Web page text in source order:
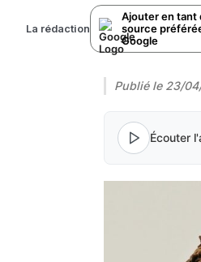
La rédaction
Ajouter en tant
source
Google
Publié le 23/
Écouter